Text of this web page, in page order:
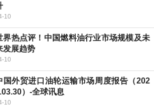
10
界热点评！中国燃料油行业市场规模及未
发展趋势
10
国外贸进口油轮运输市场周度报告（202
）-全球讯息
10